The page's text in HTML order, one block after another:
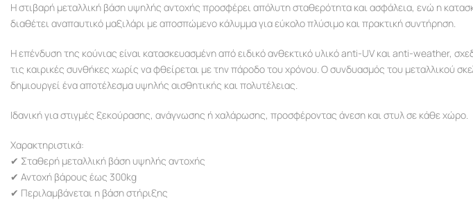
Η στιβαρή μεταλλική βάση υψηλής αντοχής προσφέρει απόλυτη σταθερότητα και ασφάλεια, ενώ η
διαθέτει αναπαυτικό μαξιλάρι με αποσπώμενο κάλυμμα για εύκολο πλύσιμο και πρακτική συντήρηση.
Η επένδυση της κούνιας είναι κατασκευασμένη από ειδικό ανθεκτικό υλικό anti-UV και anti-weather,
τις καιρικές συνθήκες χωρίς να φθείρεται με την πάροδο του χρόνου. Ο συνδυασμός του μεταλλικού
δημιουργεί ένα αποτέλεσμα υψηλής αισθητικής και πολυτέλειας.
Ιδανική για στιγμές ξεκούρασης, ανάγνωσης ή χαλάρωσης, προσφέροντας άνεση και στυλ σε κάθε χώρο.
Χαρακτηριστικά:
✔ Σταθερή μεταλλική βάση υψηλής αντοχής
✔ Αντοχή βάρους έως 300kg
✔ Περιλαμβάνεται η βάση στήριξης